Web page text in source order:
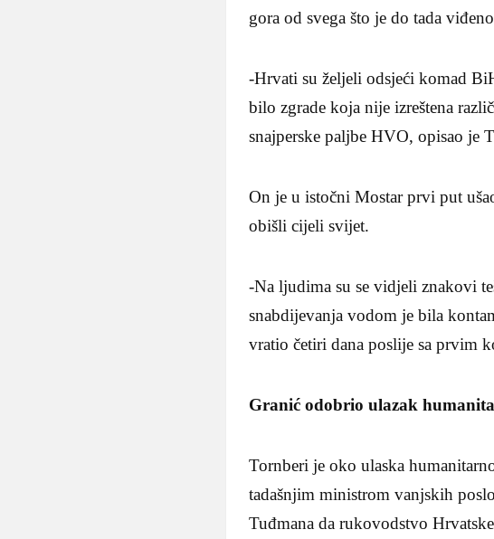
gora od svega što je do tada
-Hrvati su željeli odsjeći komad
bilo zgrade koja nije izreštena
snajperske paljbe HVO, opisao je
On je u istočni Mostar prvi put
obišli cijeli svijet.
-Na ljudima su se vidjeli znakovi
snabdijevanja vodom je bila
vratio četiri dana poslije sa prvim
Granić odobrio ulazak
Tornberi je oko ulaska
tadašnjim ministrom vanjskih
Tuđmana da rukovodstvo